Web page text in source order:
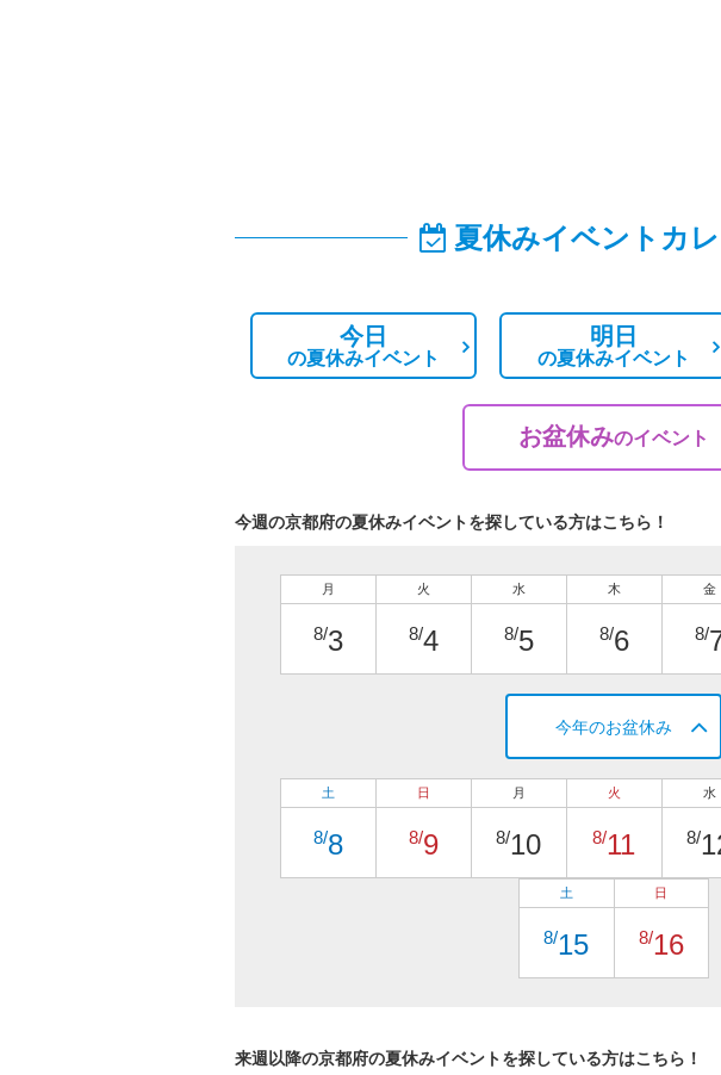
夏休みイベントカ
今日
の夏休みイベント
明日
の夏休みイベント
お盆休みのイベント
今週の京都府の夏休みイベントを探している方はこちら！
月
8/3
火
8/4
水
8/5
木
8/6
金
8/
今年のお盆休み
土
8/8
日
8/9
月
8/10
火
8/11
水
8/
土
8/15
日
8/16
来週以降の京都府の夏休みイベントを探している方はこちら！